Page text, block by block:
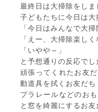
最終日は大掃除をしま
子どもたちに今日は
「今日はみんなで大掃
「えー、大掃除楽しく
「いやや～」
と予想通りの反応でし
頑張ってくれたお友
動道具を拭くお友だち
プラレールなどのお
と窓を綺麗にするお友